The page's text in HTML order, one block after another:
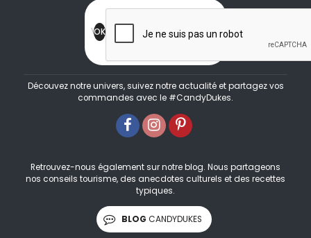
Découvez notre univers, suivez notre actualité et partagez vos
commandes avec le #CandyDukes.
Retrouvez-nous également sur notre blog. Nous partageons
nos conseils tourisme, des anecdotes culturels et des recettes
typiques.
BLOG CANDYDUKES